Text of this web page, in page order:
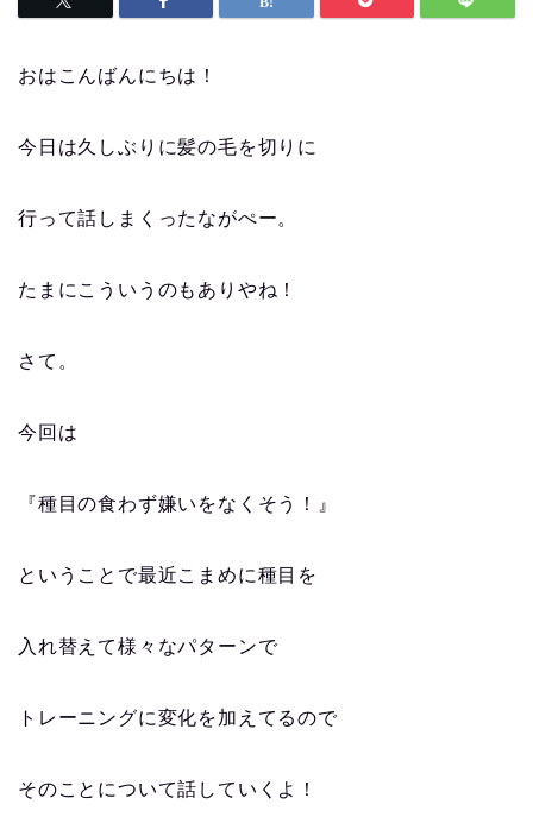
おはこんばんにちは！
今日は久しぶりに髪の毛を切りに
行って話しまくったながぺー。
たまにこういうのもありやね！
さて。
今回は
『種目の食わず嫌いをなくそう！』
ということで最近こまめに種目を
入れ替えて様々なパターンで
トレーニングに変化を加えてるので
そのことについて話していくよ！